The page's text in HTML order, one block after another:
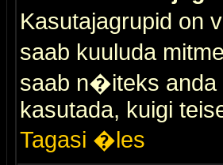
Kasutajagrupid on
saab kuuluda
saab n�iteks
kasutada, kuigi
Tagasi �les